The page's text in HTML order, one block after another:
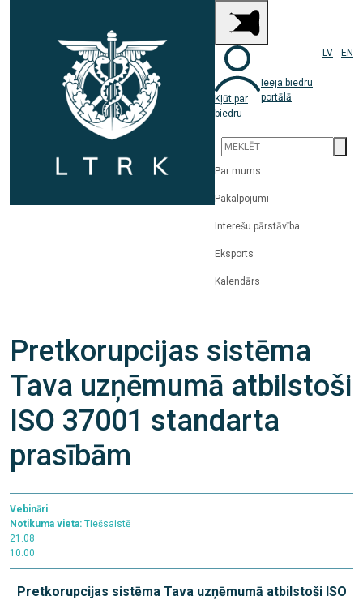
Kļūt par
biedru
Ieeja biedru
portālā
LV EN
Par mums
Pakalpojumi
Interešu pārstāvība
Eksports
Kalendārs
Pretkorupcijas sistēma
Tava uzņēmumā atbilstoši
ISO 37001 standarta
prasībām
Vebināri
Notikuma vieta: Tiešsaistē
21.08
10:00
Pretkorupcijas sistēma Tava uzņēmumā atbilstoši ISO